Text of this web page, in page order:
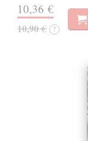
10,36 €
10,90 € ?